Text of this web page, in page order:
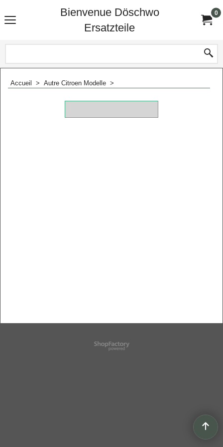
Bienvenue Döschwo
Ersatzteile
0
Accueil > Autre Citroen Modelle >
Boutique en ligne créés
avec le logiciel